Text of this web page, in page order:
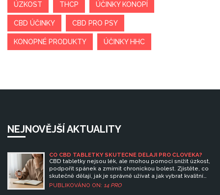
ÚZKOST THCP ÚČINKY KONOPÍ
CBD ÚČINKY CBD PRO PSY
KONOPNÉ PRODUKTY ÚČINKY HHC
NEJNOVĚJŠÍ AKTUALITY
CO CBD TABLETKY SKUTEČNĚ DĚLAJÍ PRO ČLOVĚKA?
CBD tabletky nejsou lék, ale mohou pomoci snížit úzkost,
podpořit spánek a zmírnit chronickou bolest. Zjistěte, co
skutečně dělají, jak je správně užívat a jak vybrat kvalitní
produkt.
PUBLIKOVÁNO ON: 14 PRO